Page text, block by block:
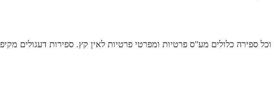
ספירה כלולים מע"ס פרטיות ומפרטי פרטיות לאין קץ. ספירות דעגולים